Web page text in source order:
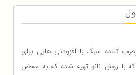
کننده سبک با افزودنی هایی برای
که با روش نانو تهیه شده که به محض